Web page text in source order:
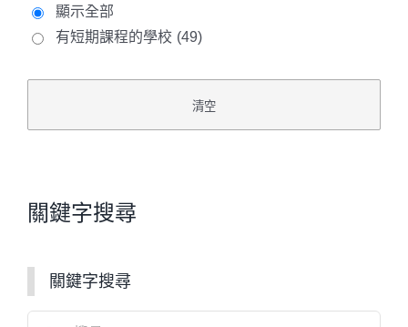
当社よりデータの確認及び更新の依頼が
あった場合、ユーザーはできる限り速や
第5条（禁止事項）
り，以下の行為をしてはなりません。
法令または公序良俗に違反する行為
本サービスの内容等，本サービスに
顯示全部
有短期課程的學校 (49)
關鍵字搜尋
關鍵字搜尋